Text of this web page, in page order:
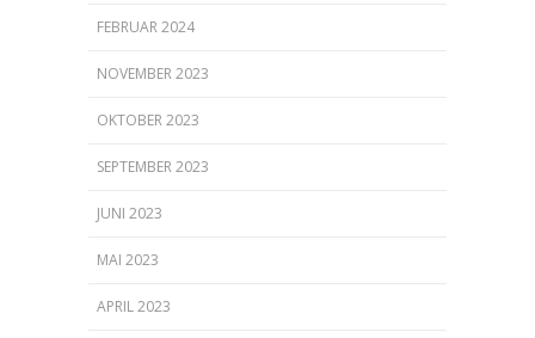
FEBRUAR 2024
NOVEMBER 2023
OKTOBER 2023
SEPTEMBER 2023
JUNI 2023
MAI 2023
APRIL 2023